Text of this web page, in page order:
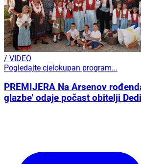
/ VIDEO
Pogledajte cjelokupan program...
PREMIJERA Na Arsenov
glazbe' odaje počast obitelji